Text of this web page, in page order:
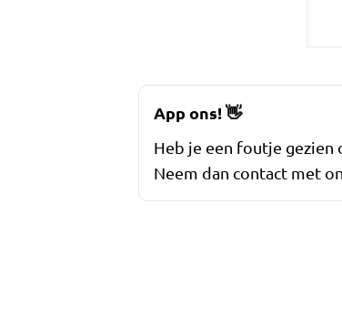
App ons!👋
Heb je een foutje
Neem dan contact met